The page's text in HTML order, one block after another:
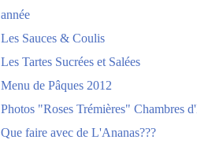
année
Les Sauces & Coulis
Les Tartes Sucrées et Salées
Menu de Pâques 2012
Photos "Roses Trémières" Chambres
Que faire avec de L'Ananas???